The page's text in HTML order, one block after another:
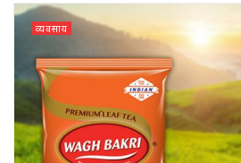
व्यवसाय